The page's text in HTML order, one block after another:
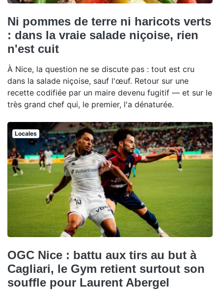
Ni pommes de terre ni haricots verts
: dans la vraie salade niçoise, rien
n'est cuit
À Nice, la question ne se discute pas : tout est cru
dans la salade niçoise, sauf l'œuf. Retour sur une
recette codifiée par un maire devenu fugitif — et sur le
très grand chef qui, le premier, l'a dénaturée.
Locales
OGC Nice : battu aux tirs au but à
Cagliari, le Gym retient surtout son
souffle pour Laurent Abergel